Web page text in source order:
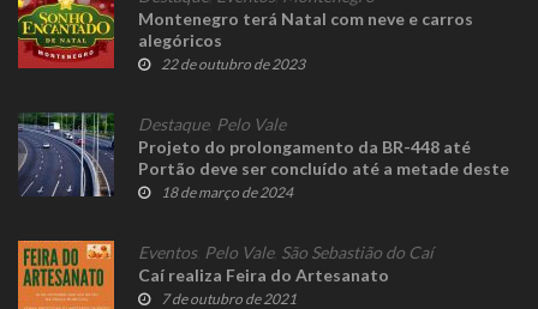
Montenegro terá Natal com neve e carros
alegóricos
22 de outubro de 2023
Destaque, Pelo Vale
Projeto do prolongamento da BR-448 até
Portão deve ser concluído até a metade deste
ano18 de março de 2024
Eventos, Pelo Vale, São Sebastião do Caí
Caí realiza Feira do Artesanato
7 de outubro de 2021